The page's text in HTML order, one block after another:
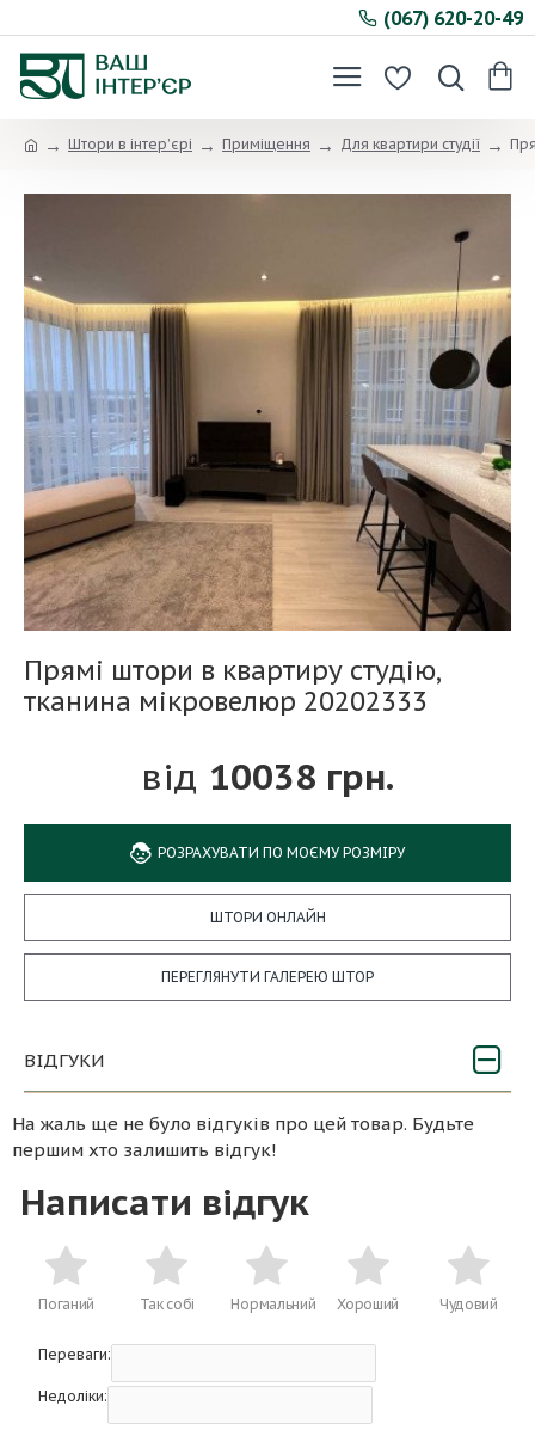
(067) 620-20-49
Штори в інтер’єрі Приміщення Для квартири студії
Прямі штори в квартиру студію,
тканина мікровелюр 20202333
10038 грн.
РОЗРАХУВАТИ ПО МОЄМУ РОЗМІРУ
ШТОРИ ОНЛАЙН
ПЕРЕГЛЯНУТИ ГАЛЕРЕЮ ШТОР
ВІДГУКИ
На жаль ще не було відгуків про цей товар. Будьте
першим хто залишить відгук!
Написати відгук
Поганий Так собі Нормальний Хороший Чудовий
Переваги:
Недоліки: